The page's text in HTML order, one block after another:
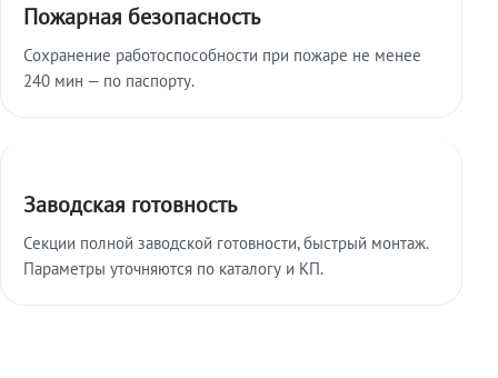
Пожарная безопасность
Сохранение работоспособности при пожаре не менее
240 мин — по паспорту.
Заводская готовность
Секции полной заводской готовности, быстрый монтаж.
Параметры уточняются по каталогу и КП.